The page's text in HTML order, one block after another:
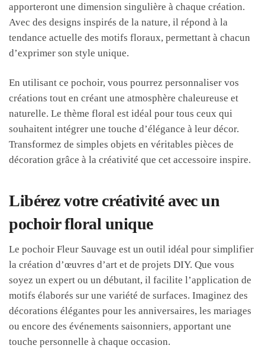
apporteront une dimension singulière à chaque création.
Avec des designs inspirés de la nature, il répond à la
tendance actuelle des motifs floraux, permettant à chacun
d’exprimer son style unique.
En utilisant ce pochoir, vous pourrez personnaliser vos
créations tout en créant une atmosphère chaleureuse et
naturelle. Le thème floral est idéal pour tous ceux qui
souhaitent intégrer une touche d’élégance à leur décor.
Transformez de simples objets en véritables pièces de
décoration grâce à la créativité que cet accessoire inspire.
Libérez votre créativité avec un
pochoir floral unique
Le pochoir Fleur Sauvage est un outil idéal pour simplifier
la création d’œuvres d’art et de projets DIY. Que vous
soyez un expert ou un débutant, il facilite l’application de
motifs élaborés sur une variété de surfaces. Imaginez des
décorations élégantes pour les anniversaires, les mariages
ou encore des événements saisonniers, apportant une
touche personnelle à chaque occasion.